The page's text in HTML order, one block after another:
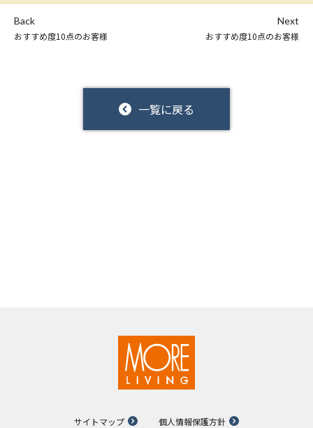
Back
おすすめ度10点のお客様
一覧に戻る
Next
おすすめ度10点のお客様
サイトマップ 個人情報保護方針